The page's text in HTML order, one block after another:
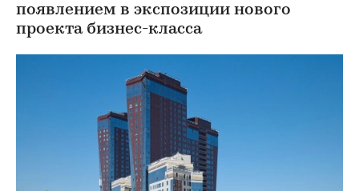
появлением в экспозиции нового
проекта бизнес-класса